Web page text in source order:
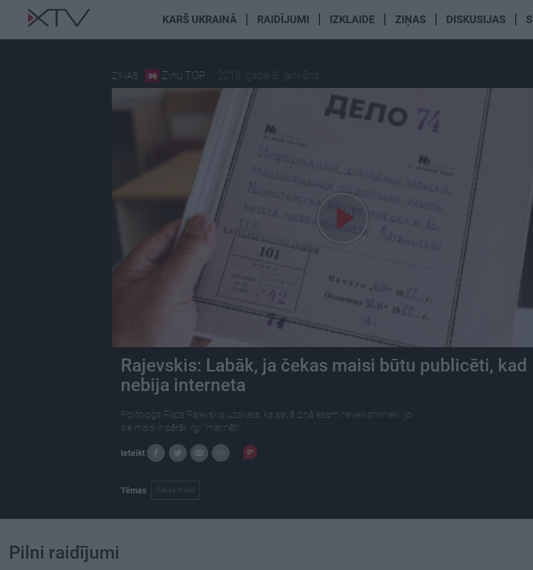
KARŠ UKRAINĀ RAIDĪJUMI IZKLAIDE ZIŅAS DISKUSIJAS
ZIŅAS Ziņu TOP 2019. gada 8. janvāris
Rajevskis: Labāk, ja čekas maisi būtu publicēti, kad
nebija interneta
Politologs Filips Rajevskis uzskata, ka savā ziņā esam neveiksminieki, jo
šie maisi ir pārāk ilgi "marinēti".
Ieteikt
Tēmas Čekas maisi
Pilni raidījumi